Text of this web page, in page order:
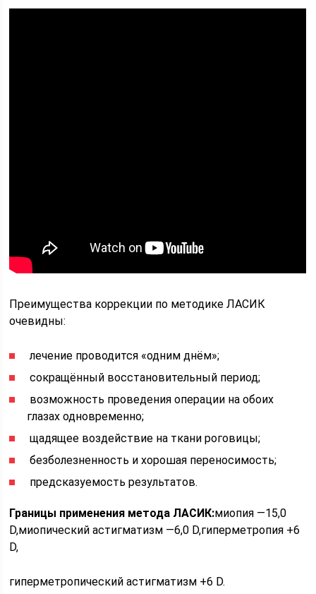
Преимущества коррекции по методике ЛАСИК
очевидны:
​ лечение проводится «одним днём»;
​ сокращённый восстановительный период;
​ возможность проведения операции на обоих
глазах одновременно;
​ щадящее воздействие на ткани роговицы;
​ безболезненность и хорошая переносимость;
​ предсказуемость результатов.
Границы применения метода ЛАСИК:миопия —15,0
D,миопический астигматизм —6,0 D,гиперметропия +6
D,
гиперметропический астигматизм +6 D.